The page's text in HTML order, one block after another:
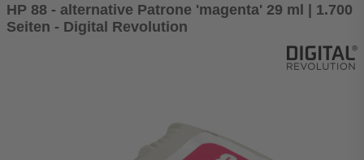
HP 88 - alternative Patrone 'magenta' 29 ml | 1.700
Seiten - Digital Revolution